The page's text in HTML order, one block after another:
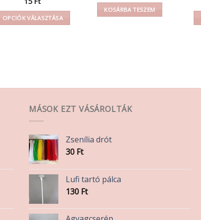
OPCIÓK VÁLASZTÁSA
van.
változatok
a
választhatók
ki
KOSÁRBA TESZEM
MÁSOK EZT VÁSÁROLTÁK
Zsenília drót
30 Ft
Lufi tartó pálca
130 Ft